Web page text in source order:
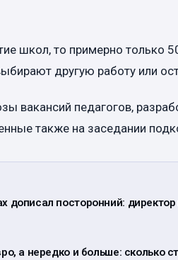
школ, то примерно только
другую работу или
вакансий педагогов,
также на заседании
дописал посторонний:
а нередко и больше: сколько